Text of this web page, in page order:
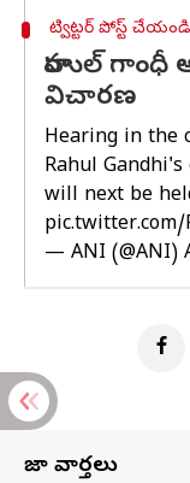
ట్విట్టర్ పోస్ట్ చేయండి
రాహుల్ గాంధీ
విచారణ
Hearing in the
Rahul
will next be
pic.twitter.com/
— ANI (@ANI)
తాజా వార్తలు